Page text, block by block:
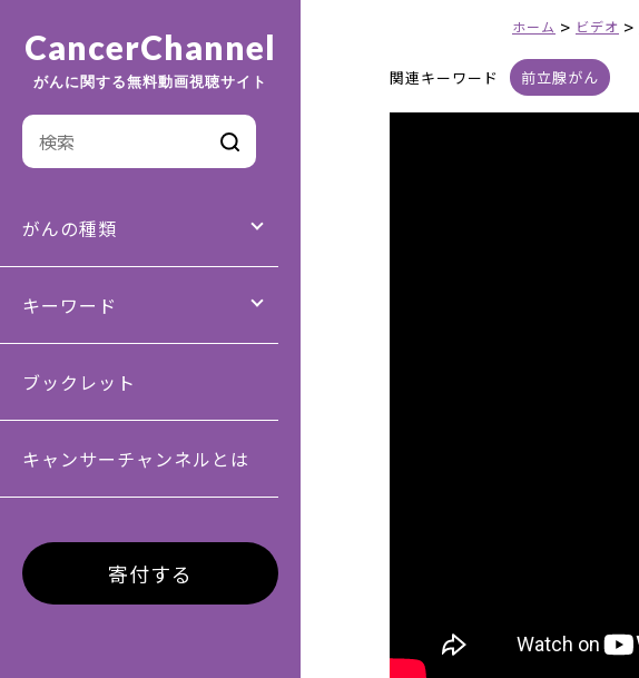
CancerChannel
がんに関する無料動画視聴サイト
がんの種類
キーワード
ブックレット
キャンサーチャンネルとは
寄付する
ホーム > ビデオ >
関連キーワード 前立腺がん